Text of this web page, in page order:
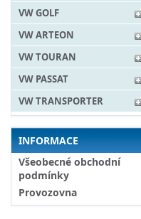
VW GOLF
VW ARTEON
VW TOURAN
VW PASSAT
VW TRANSPORTER
INFORMACE
Všeobecné obchodní
podmínky
Provozovna